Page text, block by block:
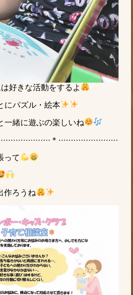
好きな活動をするよ
にパズル・絵本
一緒に遊ぶの楽しいね
＊························
って
作ろうね